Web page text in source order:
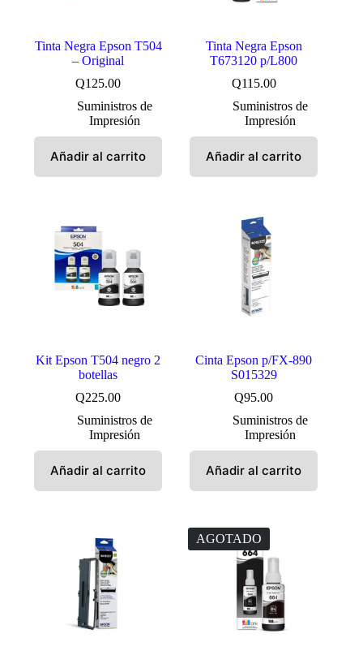
Tinta Negra Epson T504
– Original
Q125.00
Suministros de
Impresión
Añadir al carrito
Tinta Negra Epson
T673120 p/L800
Q115.00
Suministros de
Impresión
Añadir al carrito
Kit Epson T504 negro 2
botellas
Q225.00
Suministros de
Impresión
Añadir al carrito
Cinta Epson p/FX-890
S015329
Q95.00
Suministros de
Impresión
Añadir al carrito
AGOTADO